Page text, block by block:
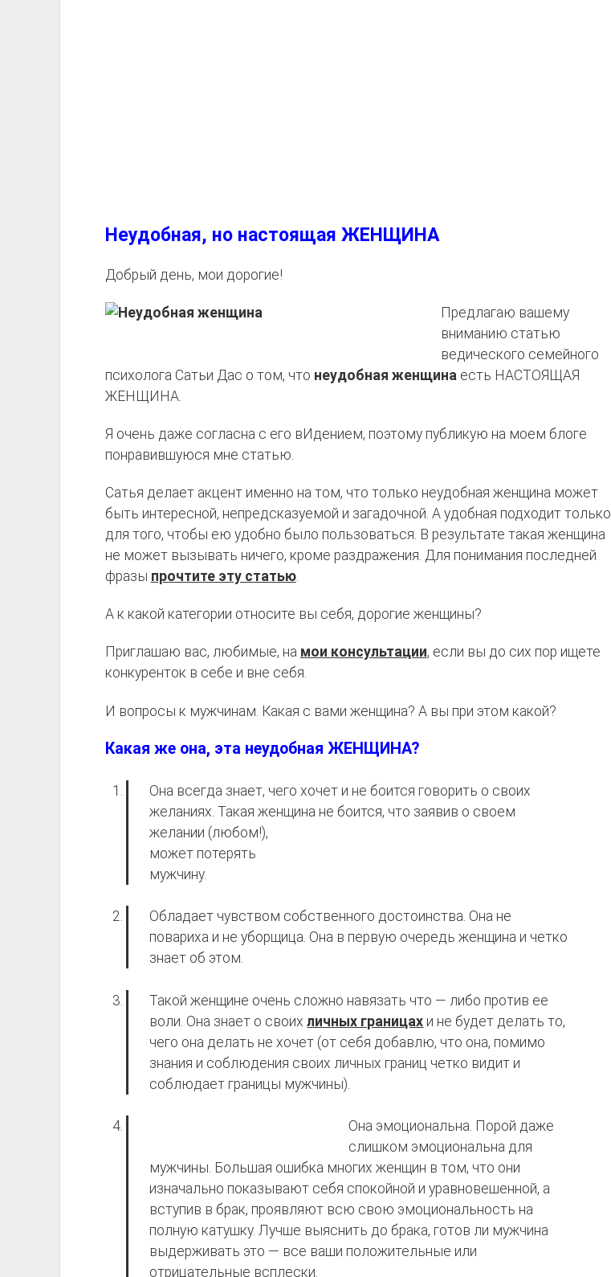
Неудобная, но настоящая ЖЕНЩИНА
Добрый день, мои дорогие!
Предлагаю вашему
вниманию статью
ведического семейного
психолога Сатьи Дас о том, что неудобная женщина есть НАСТОЯЩАЯ
ЖЕНЩИНА.
Я очень даже согласна с его вИдением, поэтому публикую на моем блоге
понравившуюся мне статью.
Сатья делает акцент именно на том, что только неудобная женщина может
быть интересной, непредсказуемой и загадочной. А удобная подходит только
для того, чтобы ею удобно было пользоваться. В результате такая женщина
не может вызывать ничего, кроме раздражения. Для понимания последней
фразы прочтите эту статью.
А к какой категории относите вы себя, дорогие женщины?
Приглашаю вас, любимые, на мои консультации, если вы до сих пор ищете
конкуренток в себе и вне себя.
И вопросы к мужчинам. Какая с вами женщина? А вы при этом какой?
Какая же она, эта неудобная ЖЕНЩИНА?
Она всегда знает, чего хочет и не боится говорить о своих
желаниях. Такая женщина не боится, что заявив о своем
желании (любом!),
может потерять
мужчину.
Обладает чувством собственного достоинства. Она не
повариха и не уборщица. Она в первую очередь женщина и четко
знает об этом.
Такой женщине очень сложно навязать что — либо против ее
воли. Она знает о своихличных границах и не будет делать то,
чего она делать не хочет (от себя добавлю, что она, помимо
знания и соблюдения своих личных границ четко видит и
соблюдает границы мужчины).
Она эмоциональна. Порой даже
слишком эмоциональна для
мужчины. Большая ошибка многих женщин в том, что они
изначально показывают себя спокойной и уравновешенной, а
вступив в брак, проявляют всю свою эмоциональность на
полную катушку. Лучше выяснить до брака, готов ли мужчина
выдерживать это — все ваши положительные или
отрицательные всплески.